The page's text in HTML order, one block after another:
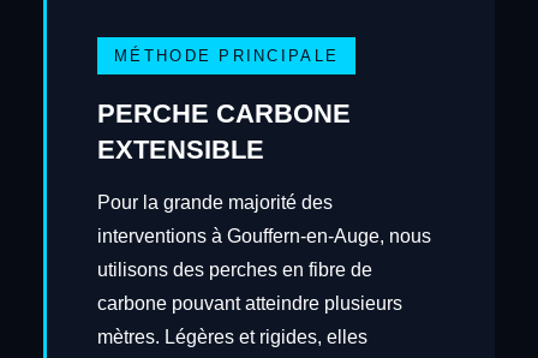
MÉTHODE PRINCIPALE
PERCHE CARBONE
EXTENSIBLE
Pour la grande majorité des
interventions à Gouffern-en-Auge, nous
utilisons des perches en fibre de
carbone pouvant atteindre plusieurs
mètres. Légères et rigides, elles